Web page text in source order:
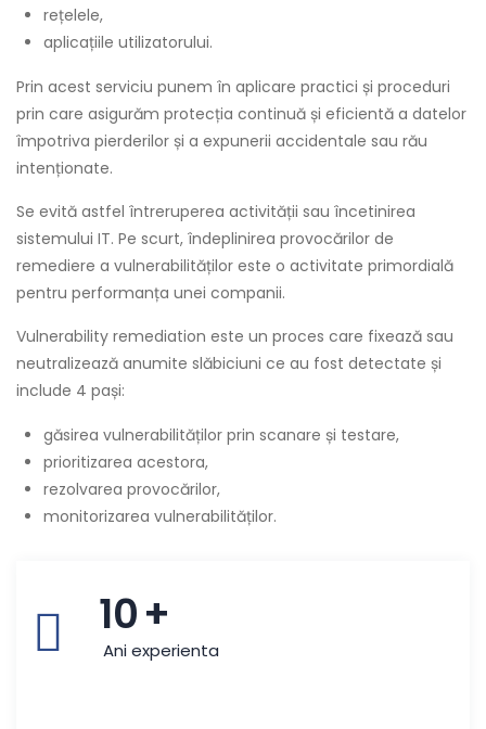
rețelele,
aplicațiile utilizatorului.
Prin acest serviciu punem în aplicare practici și proceduri
prin care asigurăm protecția continuă și eficientă a datelor
împotriva pierderilor și a expunerii accidentale sau rău
intenționate.
Se evită astfel întreruperea activității sau încetinirea
sistemului IT. Pe scurt, îndeplinirea provocărilor de
remediere a vulnerabilităților este o activitate primordială
pentru performanța unei companii.
Vulnerability remediation este un proces care fixează sau
neutralizează anumite slăbiciuni ce au fost detectate și
include 4 pași:
găsirea vulnerabilităților prin scanare și testare,
prioritizarea acestora,
rezolvarea provocărilor,
monitorizarea vulnerabilităților.
10+
Ani experienta